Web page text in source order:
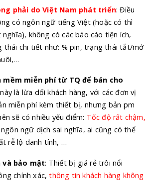
phải do Việt Nam phát triển: Điều
có ngôn ngữ tiếng Việt (hoặc có thì
không có các báo cáo tiện ích,
thái chi tiết như: % pin, trạng thái tắt/mở
mềm miễn phí từ TQ để bán cho
là lừa dối khách hàng, với các đơn vị
miễn phí kèm thiết bị, nhưng bản pm
sẽ có nhiều yếu điểm: Tốc độ rất chậm,
ngôn ngữ dịch sai nghĩa, ai cũng có thể
rễ lộ danh tính, …
và bảo mật: Thiết bị giá rẻ trôi nổi
chính xác,thông tin khách hàng không